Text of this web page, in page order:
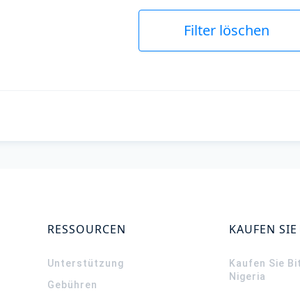
Filter löschen
RESSOURCEN
Unterstützung
Gebühren
KAUFEN
Kaufen Sie
Nigeria